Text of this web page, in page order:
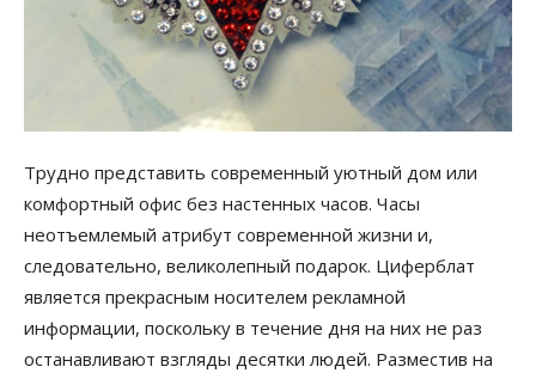
Трудно представить современный уютный дом или
комфортный офис без настенных часов. Часы
неотъемлемый атрибут современной жизни и,
следовательно, великолепный подарок. Циферблат
является прекрасным носителем рекламной
информации, поскольку в течение дня на них не раз
останавливают взгляды десятки людей. Разместив на